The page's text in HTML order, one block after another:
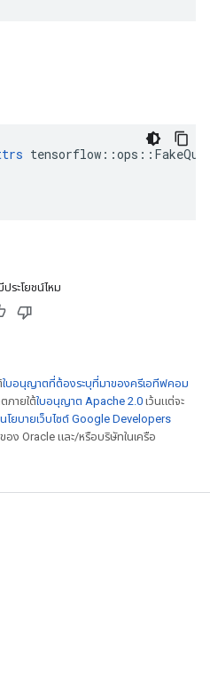
ระโยชน์ไหม
ใบอนุญาตที่ต้องระบุที่มาของครีเอทีฟคอม
ภายใต้ใบอนุญาต Apache 2.0 เว้นแต่จะ
นโยบายเว็บไซต์ Google Developers
อง Oracle และ/หรือบริษัทในเครือ